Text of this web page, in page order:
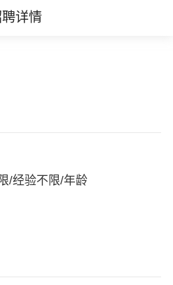
详情
/经验不限/年龄